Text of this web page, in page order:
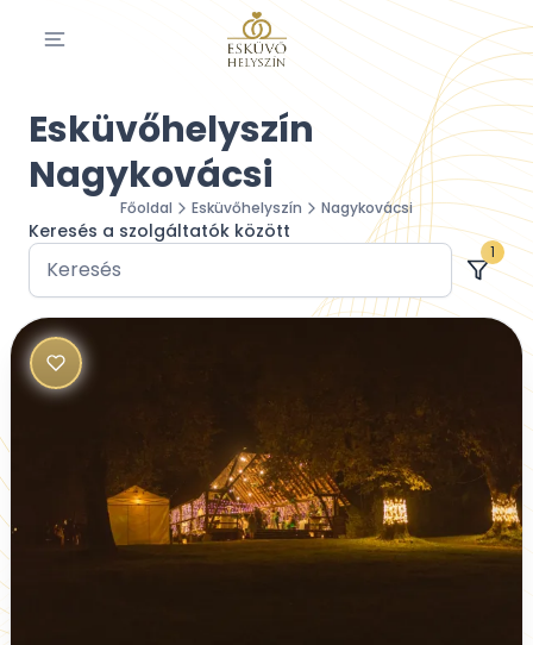
Esküvőhelyszín
Nagykovácsi
Főoldal Esküvőhelyszín Nagykovácsi
Keresés a szolgáltatók között
1